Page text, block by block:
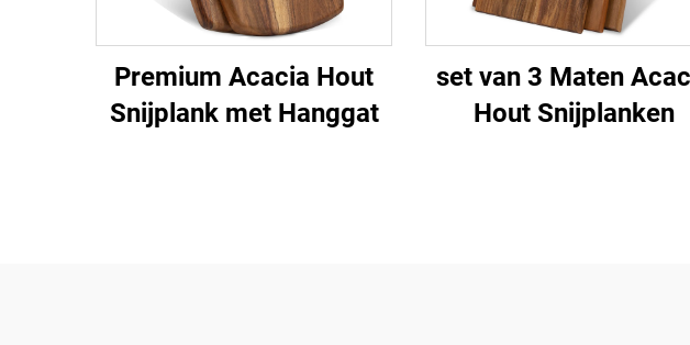
Premium Acacia Hout
Snijplank met Hanggat
set van 3 Maten
Hout Snijplanken